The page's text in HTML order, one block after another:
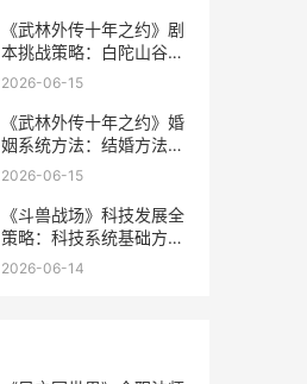
《武林外传十年之约》剧
本挑战策略：白陀山谷剧
本挑战方法策略详细解答
藏任务
2026-06-15
《武林外传十年之约》婚
姻系统方法：结婚方法策
略详细解答 武林外传十年
2026-06-15
《斗兽战场》科技发展全
策略：科技系统基础方法
&解开养成优先级详细解
2026-06-14